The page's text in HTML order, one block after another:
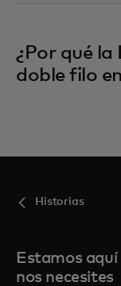
¿Por qué la
doble filo
Historias
Estamos
nos necesites